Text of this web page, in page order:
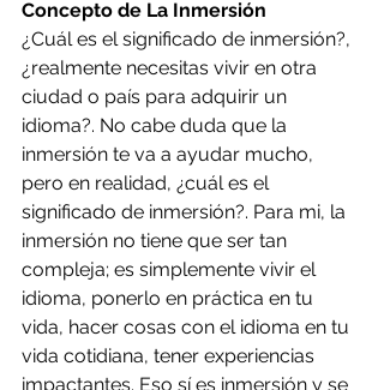
Concepto de La Inmersión
¿Cuál es el significado de inmersión?,
¿realmente necesitas vivir en otra
ciudad o país para adquirir un
idioma?. No cabe duda que la
inmersión te va a ayudar mucho,
pero en realidad, ¿cuál es el
significado de inmersión?. Para mi, la
inmersión no tiene que ser tan
compleja; es simplemente vivir el
idioma, ponerlo en práctica en tu
vida, hacer cosas con el idioma en tu
vida cotidiana, tener experiencias
impactantes. Eso sí es inmersión y se